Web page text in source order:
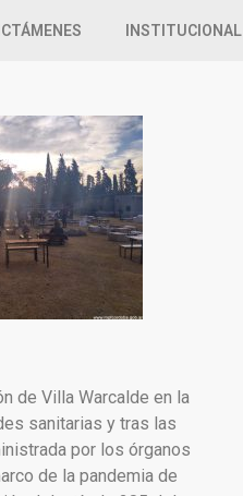
INSTITUCIONAL
de Villa Warcalde en la
sanitarias y tras las
por los órganos
de la pandemia de